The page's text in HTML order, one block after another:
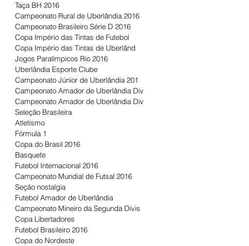
Taça BH 2016
Campeonato Rural de Uberlândia 2016
Campeonato Brasileiro Série D 2016
Copa Império das Tintas de Futebol
Copa Império das Tintas de Uberlând
Jogos Paralímpicos Rio 2016
Uberlândia Esporte Clube
Campeonato Júnior de Uberlândia 201
Campeonato Amador de Uberlândia Div
Campeonato Amador de Uberlândia Div
Seleção Brasileira
Atletismo
Fórmula 1
Copa do Brasil 2016
Basquete
Futebol Internacional 2016
Campeonato Mundial de Futsal 2016
Seção nostalgia
Futebol Amador de Uberlândia
Campeonato Mineiro da Segunda Divis
Copa Libertadores
Futebol Brasileiro 2016
Copa do Nordeste